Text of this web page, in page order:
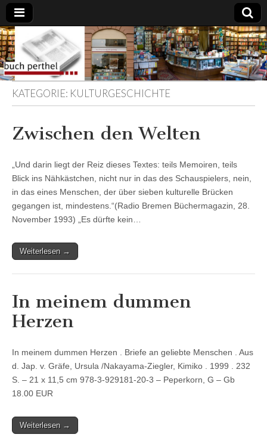
Buchhandlung
am Gasteig
KATEGORIE: KULTURGESCHICHTE
Zwischen den Welten
„Und darin liegt der Reiz dieses Textes: teils Memoiren, teils
Blick ins Nähkästchen, nicht nur in das des Schauspielers, nein,
in das eines Menschen, der über sieben kulturelle Brücken
gegangen ist, mindestens.“(Radio Bremen Büchermagazin, 28.
November 1993) „Es dürfte kein…
Weiterlesen →
In meinem dummen
Herzen
In meinem dummen Herzen . Briefe an geliebte Menschen . Aus
d. Jap. v. Gräfe, Ursula /Nakayama-Ziegler, Kimiko . 1999 . 232
S. – 21 x 11,5 cm 978-3-929181-20-3 – Peperkorn, G – Gb
18.00 EUR
Weiterlesen →